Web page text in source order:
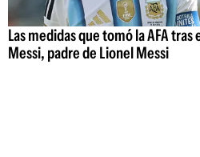
Las medidas que tomó la AFA
Messi, padre de Lionel Messi